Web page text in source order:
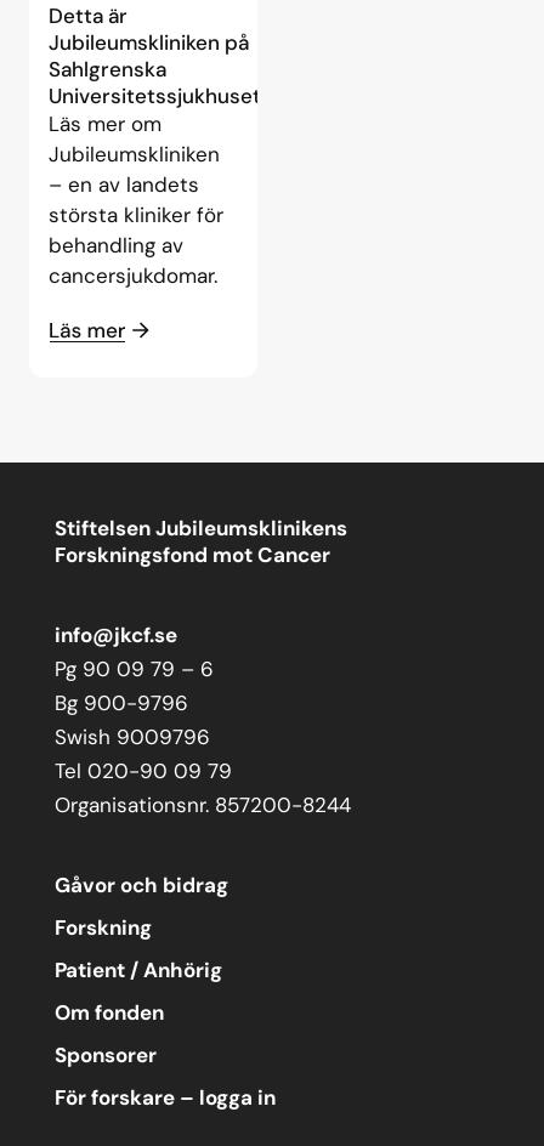
Detta är
Jubileumskliniken på
Sahlgrenska
Universitetssjukhuset
Läs mer om
Jubileumskliniken
– en av landets
största kliniker för
behandling av
cancersjukdomar.
Stiftelsen Jubileumsklinikens
Forskningsfond mot Cancer
info@jkcf.se
Pg 90 09 79 – 6
Bg 900-9796
Swish 9009796
Tel 020-90 09 79
Organisationsnr. 857200-8244
Gåvor och bidrag
Forskning
Patient / Anhörig
Om fonden
Sponsorer
För forskare – logga in